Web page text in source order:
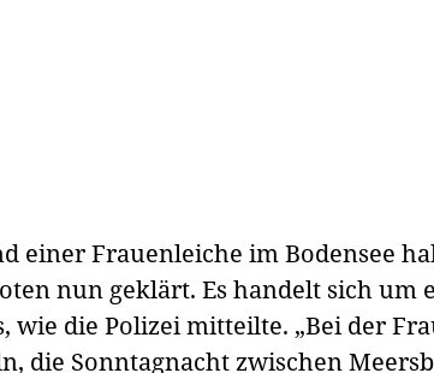
einer Frauenleiche im Bodensee
nun geklärt. Es handelt sich um
wie die Polizei mitteilte. „Bei der
die Sonntagnacht zwischen